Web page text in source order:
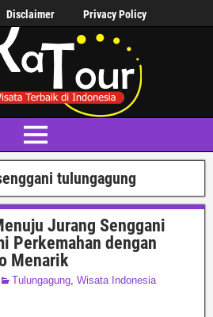
Disclaimer Privacy Policy
tulungagung
Jurang Senggani
Perkemahan dengan
Menarik
Tulungagung, Wisata Indonesia